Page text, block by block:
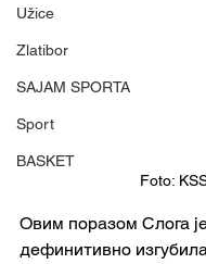
Užice
Zlatibor
SAJAM SPORTA
Sport
BASKET
Foto:
Овим поразом Слога
дефинитивно